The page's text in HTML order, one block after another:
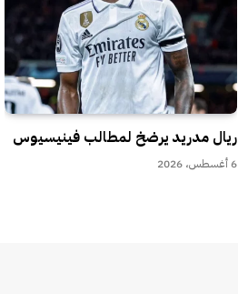
ريال مدريد يرضخ لمطالب فينيسيوس
6 أغسطس، 2026